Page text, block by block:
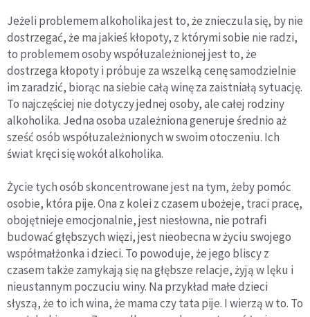
Jeżeli problemem alkoholika jest to, że znieczula się, by nie
dostrzegać, że ma jakieś kłopoty, z którymi sobie nie radzi,
to problemem osoby współuzależnionej jest to, że
dostrzega kłopoty i próbuje za wszelką cenę samodzielnie
im zaradzić, biorąc na siebie całą winę za zaistniałą sytuację.
To najczęściej nie dotyczy jednej osoby, ale całej rodziny
alkoholika. Jedna osoba uzależniona generuje średnio aż
sześć osób współuzależnionych w swoim otoczeniu. Ich
świat kręci się wokół alkoholika.
Życie tych osób skoncentrowane jest na tym, żeby pomóc
osobie, która pije. Ona z kolei z czasem ubożeje, traci pracę,
obojętnieje emocjonalnie, jest niesłowna, nie potrafi
budować głębszych więzi, jest nieobecna w życiu swojego
współmałżonka i dzieci. To powoduje, że jego bliscy z
czasem także zamykają się na głębsze relacje, żyją w lęku i
nieustannym poczuciu winy. Na przykład małe dzieci
słyszą, że to ich wina, że mama czy tata pije. I wierzą w to. To